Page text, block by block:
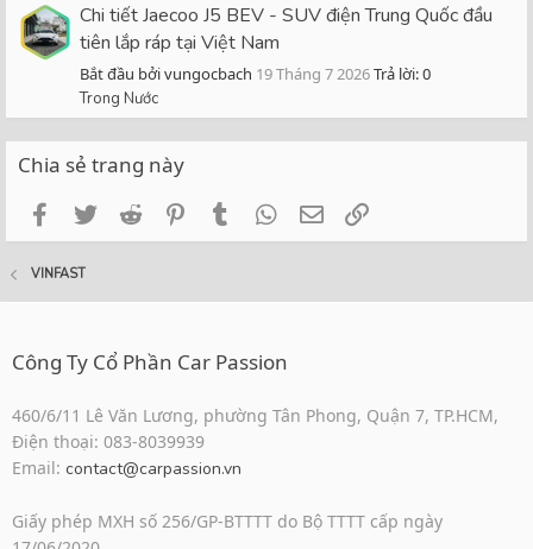
Chi tiết Jaecoo J5 BEV - SUV điện Trung Quốc đầu
tiên lắp ráp tại Việt Nam
Bắt đầu bởi vungocbach 19 Tháng 7 2026Trả lời: 0
Trong Nước
Chia sẻ trang này
FacebookTwitterReddit PinterestTumblrWhatsApp
Email
VINFAST
Công Ty Cổ Phần Car Passion
460/6/11 Lê Văn Lương, phường Tân Phong, Quận 7, TP.HCM,
Điện thoại: 083-8039939
Email: contact@carpassion.vn
Giấy phép MXH số 256/GP-BTTTT do Bộ TTTT cấp ngày